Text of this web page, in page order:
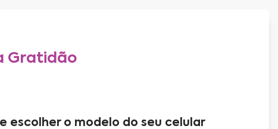
Gratidão
escolher o modelo do seu celular